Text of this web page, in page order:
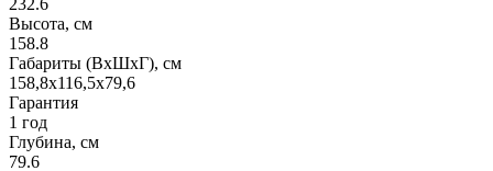
232.6
Высота, см
158.8
Габариты (ВхШхГ), см
158,8x116,5x79,6
Гарантия
1 год
Глубина, см
79.6